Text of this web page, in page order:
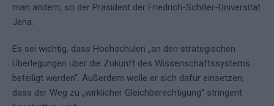
man ändern, so der Präsident der Friedrich-Schiller-Universität
Jena.
Es sei wichtig, dass Hochschulen „an den strategischen
Überlegungen über die Zukunft des Wissenschaftssystems
beteiligt werden“. Außerdem wolle er sich dafür einsetzen,
dass der Weg zu „wirklicher Gleichberechtigung“ stringent